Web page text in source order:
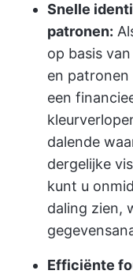
Snelle
patronen:
op basis
en patronen
een
dalende
dergelijke
kunt u
daling zien,
Efficiënte